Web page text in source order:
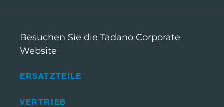
ERSATZTEILE
VERTRIEB
Besuchen Sie die Tadano Corporate
Website